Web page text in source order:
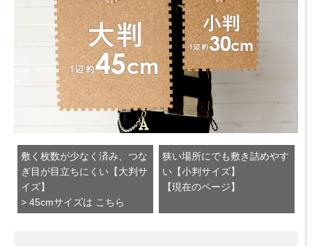
敷く枚数が少なく済み、つな
ぎ目が目立ちにくい【大判サ
イズ】
> 45cmサイズは こちら
狭い場所にでも敷き詰めやす
い【小判サイズ】
【現在のページ】